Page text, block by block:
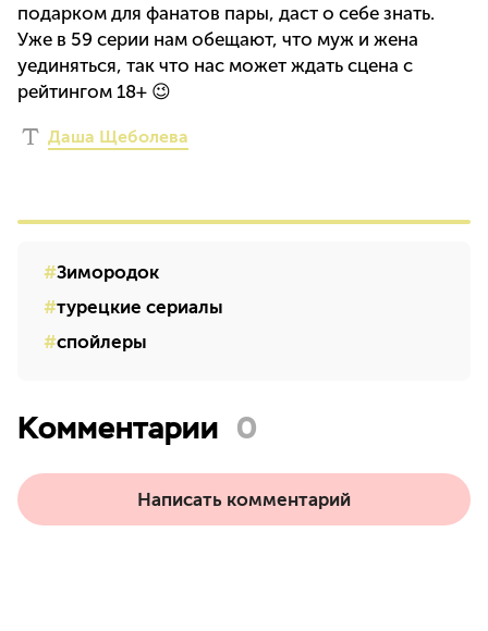
подарком для фанатов пары, даст о себе знать.
Уже в 59 серии нам обещают, что муж и жена
уединяться, так что нас может ждать сцена с
рейтингом 18+ 😉
Даша Щеболева
Зимородок
турецкие сериалы
спойлеры
Комментарии 0
Написать комментарий